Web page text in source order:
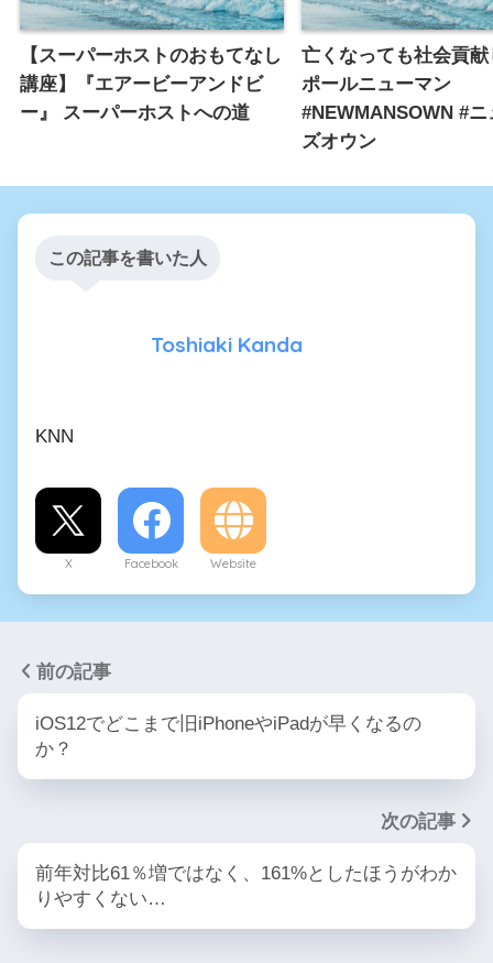
【スーパーホストのおもてなし
講座】『エアービーアンドビ
ー』 スーパーホストへの道
亡くなっても社会貢
ポールニューマン
#NEWMANSOWN #
ズオウン
この記事を書いた人
Toshiaki Kanda
KNN
X Facebook Website
前の記事
iOS12でどこまで旧iPhoneやiPadが早くなるの
か？
次の記事
前年対比61％増ではなく、161%としたほうがわか
りやすくない…